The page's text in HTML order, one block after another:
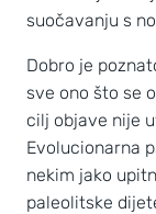
suočavanju s
Dobro je
sve ono što se
cilj objave nije
Evolucionarna
nekim jako
paleolitske